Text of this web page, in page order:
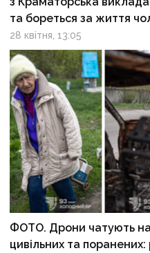
та бореться за життя
28 квітня, 13:05
ФОТО. Дрони чатують на
цивільних та